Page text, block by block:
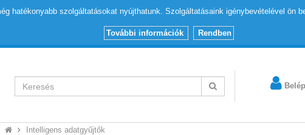
hatékonyabb szolgáltatásokat nyújthatunk. Szolgáltatásaink igénybevételével ön
További információk Rendben
Intelligens adatgyűjtők